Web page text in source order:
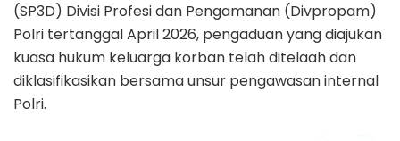
(SP3D) Divisi Profesi dan Pengamanan (Divpropam)
Polri tertanggal April 2026, pengaduan yang diajukan
kuasa hukum keluarga korban telah ditelaah dan
diklasifikasikan bersama unsur pengawasan internal
Polri.